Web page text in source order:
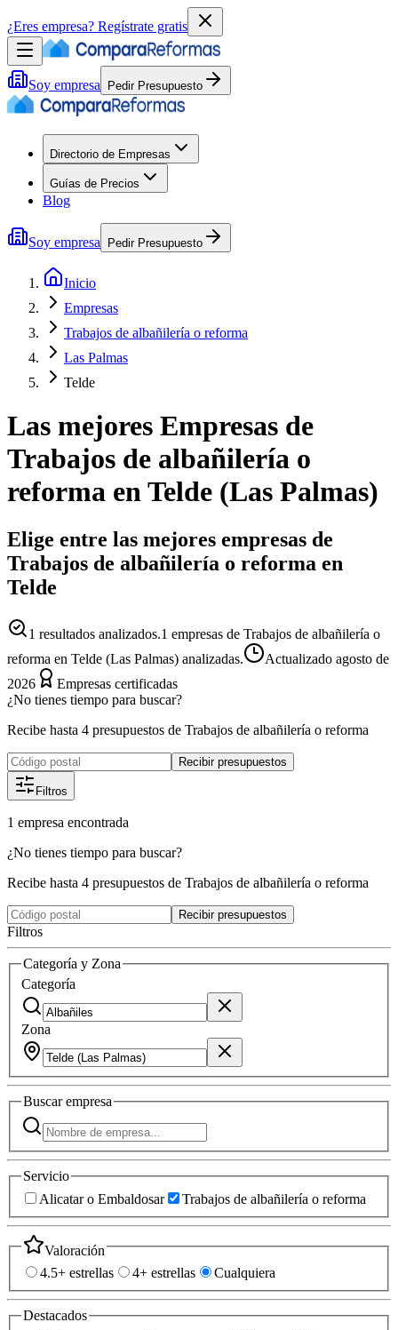
¿Eres empresa? Regístrate gratis
Soy empresa Pedir Presupuesto
Directorio de Empresas
Guías de Precios
Blog
Soy empresa Pedir Presupuesto
Inicio
Empresas
Trabajos de albañilería o reforma
Las Palmas
Telde
Las mejores Empresas de
Trabajos de albañilería o
reforma enTelde (Las Palmas)
Elige entre las mejores empresas de
Trabajos de albañilería o reforma en
Telde
1 resultados analizados.1 empresas de Trabajos de albañilería o
reforma en Telde (Las Palmas) analizadas.
Actualizado agosto de
2026
Empresas certificadas
¿No tienes tiempo para buscar?
Recibe hasta 4 presupuestos de Trabajos de albañilería o reforma
Recibir presupuestos
Filtros
1 empresa encontrada
¿No tienes tiempo para buscar?
Recibe hasta 4 presupuestos de Trabajos de albañilería o reforma
Recibir presupuestos
Filtros
Categoría y Zona
Categoría
Zona
Buscarempresa
Servicio
Alicatar o Embaldosar
Trabajos de albañilería o reforma
Valoración
4.5+ estrellas
4+ estrellas Cualquiera
Destacados